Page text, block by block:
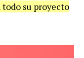
todo su proyecto